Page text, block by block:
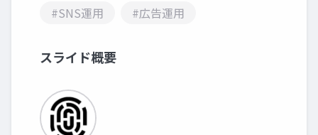
#SNS運用
#広告運用
スライド概要